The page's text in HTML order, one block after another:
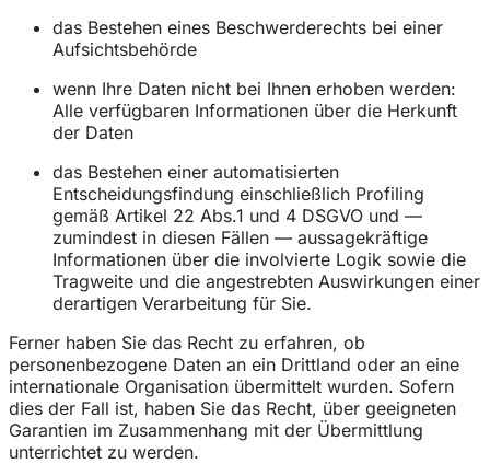
das Bestehen eines Beschwerderechts bei einer
Aufsichtsbehörde
wenn Ihre Daten nicht bei Ihnen erhoben werden:
Alle verfügbaren Informationen über die Herkunft
der Daten
das Bestehen einer automatisierten
Entscheidungsfindung einschließlich Profiling
gemäß Artikel 22 Abs.1 und 4 DSGVO und —
zumindest in diesen Fällen — aussagekräftige
Informationen über die involvierte Logik sowie die
Tragweite und die angestrebten Auswirkungen einer
derartigen Verarbeitung für Sie.
Ferner haben Sie das Recht zu erfahren, ob
personenbezogene Daten an ein Drittland oder an eine
internationale Organisation übermittelt wurden. Sofern
dies der Fall ist, haben Sie das Recht, über geeigneten
Garantien im Zusammenhang mit der Übermittlung
unterrichtet zu werden.